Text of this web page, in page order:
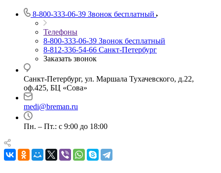
8-800-333-06-39 Звонок бесплатный
Телефоны
8-800-333-06-39 Звонок бесплатный
8-812-336-54-66 Санкт-Петербург
Заказать звонок
Санкт-Петербург, ул. Маршала Тухачевского, д.22,
оф.425, БЦ «Сова»
medi@breman.ru
Пн. – Пт.: с 9:00 до 18:00